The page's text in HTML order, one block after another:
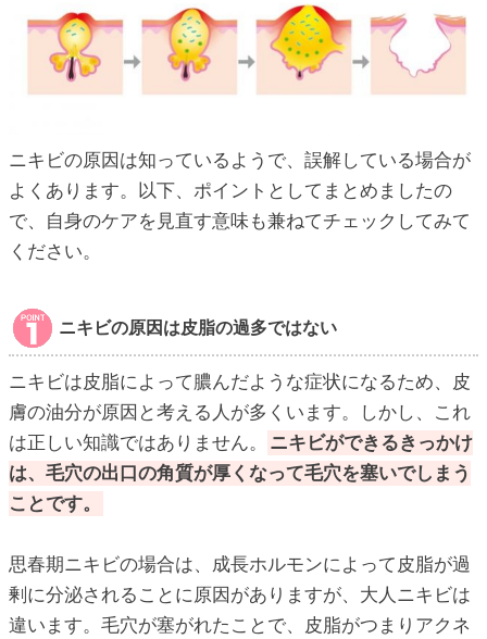
ニキビの原因は知っているようで、誤解している場合が
よくあります。以下、ポイントとしてまとめましたの
で、自身のケアを見直す意味も兼ねてチェックしてみて
ください。
ニキビの原因は皮脂の過多ではない
ニキビは皮脂によって膿んだような症状になるため、皮
膚の油分が原因と考える人が多くいます。しかし、これ
は正しい知識ではありません。
ニキビができるきっかけ
は、毛穴の出口の角質が厚くなって毛穴を塞いでしまう
ことです。
思春期ニキビの場合は、成長ホルモンによって皮脂が過
剰に分泌されることに原因がありますが、大人ニキビは
違います。毛穴が塞がれたことで、皮脂がつまりアクネ